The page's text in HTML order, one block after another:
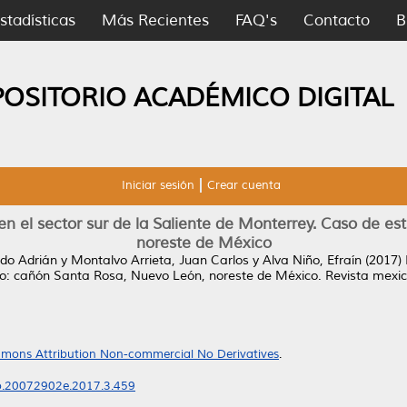
Más Recientes FAQ's Contacto
ACADÉMICO DIGITAL
Iniciar sesión Crear cuenta
el sector sur de la Saliente de Monterrey. Caso de
noreste de México
Adrián y Montalvo Arrieta, Juan Carlos y Alva Niño, Efraín (2017)
cañón Santa Rosa, Nuevo León, noreste de México. Revista
Attribution Non-commercial No Derivatives.